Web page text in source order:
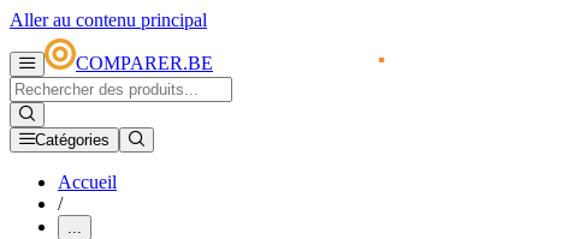
Aller au contenu principal
COMPARER.BE
Catégories
Accueil
/
...